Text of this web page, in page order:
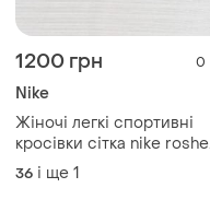
1200 грн 0
Nike
Жіночі легкі спортивні
кросівки сітка nike roshe
one оригінал, розмір 36.5
36 і ще 1